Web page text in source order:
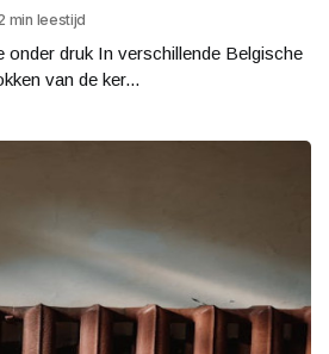
min leestijd
onder druk In verschillende Belgische
van de ker...